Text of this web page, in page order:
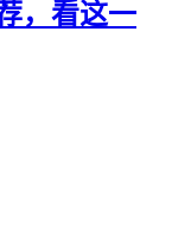
，看这一